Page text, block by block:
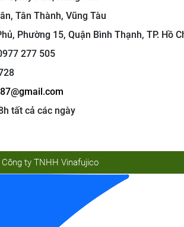
Tân Thành, Vũng Tàu
Phường 15, Quận Bình Thạnh, TP. Hồ
277 505
tất cả các ngày
ty TNHH Vinafujico